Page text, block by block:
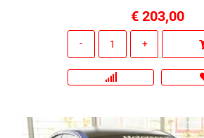
€ 203,00